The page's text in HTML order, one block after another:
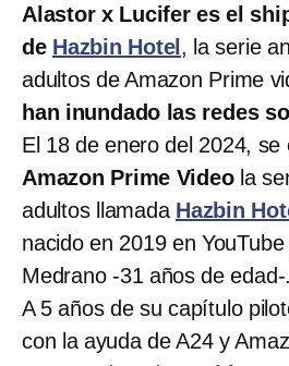
Alastor x Lucifer es el
de Hazbin Hotel , la serie
adultos de Amazon Prime
han inundado las redes
El 18 de enero del 2024, se
Amazon Prime Video la
adultos llamada Hazbin
nacido en 2019 en
Medrano -31 años de edad-.
A 5 años de su capítulo
con la ayuda de A24 y